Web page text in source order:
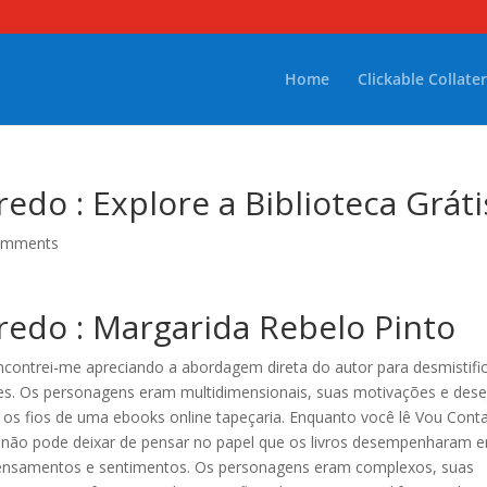
Home Clickable
: Explore a Biblioteca
: Margarida Rebelo Pinto
me apreciando a abordagem direta do autor para
Os personagens eram multidimensionais, suas motivações e
fios de uma ebooks online tapeçaria. Enquanto você lê Vou
pode deixar de pensar no papel que os livros desempenharam
e sentimentos. Os personagens eram complexos, suas